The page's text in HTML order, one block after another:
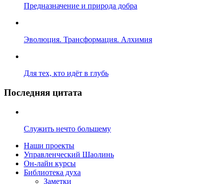
Предназначение и природа добра
Эволюция. Трансформация. Алхимия
Для тех, кто идёт в глубь
Последняя цитата
Служить нечто большему
Наши проекты
Управленческий Шаолинь
Он-лайн курсы
Библиотека духа
Заметки